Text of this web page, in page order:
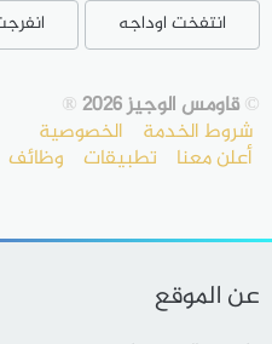
انتفخت اوداجه
©قاومس الوجيز 2026 ®
شروط الخدمة الخصوصية
أعلن معنا تطبيقات وظائف
عن الموقع